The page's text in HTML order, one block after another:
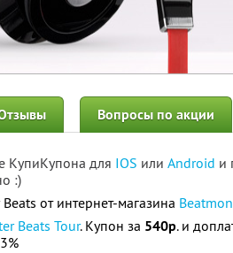
Вопросы по акции
КупиКупона для IOS или Android и
:)
от интернет-магазина
Beats Tour. Купон за 540р. и